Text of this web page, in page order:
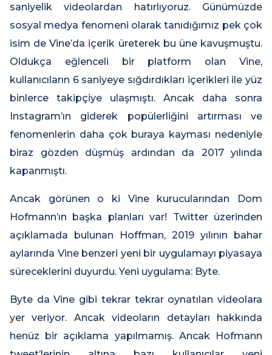
saniyelik videolardan hatırlıyoruz. Günümüzde
sosyal medya fenomeni olarak tanıdığımız pek çok
isim de Vine’da içerik üreterek bu üne kavuşmuştu.
Oldukça eğlenceli bir platform olan Vine,
kullanıcıların 6 saniyeye sığdırdıkları içerikleri ile yüz
binlerce takipçiye ulaşmıştı. Ancak daha sonra
Instagram’ın giderek popülerliğini artırması ve
fenomenlerin daha çok buraya kayması nedeniyle
biraz gözden düşmüş ardından da 2017 yılında
kapanmıştı.
Ancak görünen o ki Vine kurucularından Dom
Hofmann’ın başka planları var! Twitter üzerinden
açıklamada bulunan Hoffman, 2019 yılının bahar
aylarında Vine benzeri yeni bir uygulamayı piyasaya
süreceklerini duyurdu. Yeni uygulama: Byte.
Byte da Vine gibi tekrar tekrar oynatılan videolara
yer veriyor. Ancak videoların detayları hakkında
henüz bir açıklama yapılmamış. Ancak Hofmann